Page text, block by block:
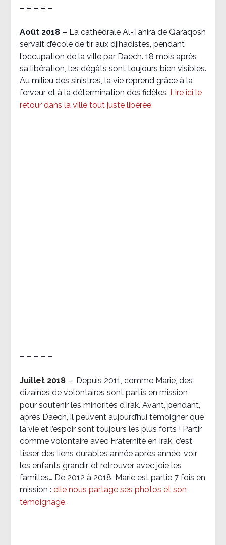
– – – – –
Août 2018 – La cathédrale Al-Tahira de Qaraqosh
servait d’école de tir aux djihadistes, pendant
l’occupation de la ville par Daech. 18 mois après
sa libération, les dégâts sont toujours bien visibles.
Au milieu des sinistres, la vie reprend grâce à la
ferveur et à la détermination des fidèles. Lire ici le
retour dans la ville tout juste libérée.
– – – – –
Juillet 2018 –
Depuis 2011, comme Marie, des
dizaines de volontaires sont partis en mission
pour soutenir les minorités d’Irak. Avant, pendant,
après Daech, il peuvent aujourd’hui témoigner que
la vie et l’espoir sont toujours les plus forts ! Partir
comme volontaire avec Fraternité en Irak, c’est
tisser des liens durables année après année, voir
les enfants grandir, et retrouver avec joie les
familles… De 2012 à 2018, Marie est partie 7 fois en
mission : elle nous partage ses photos et son
témoignage.